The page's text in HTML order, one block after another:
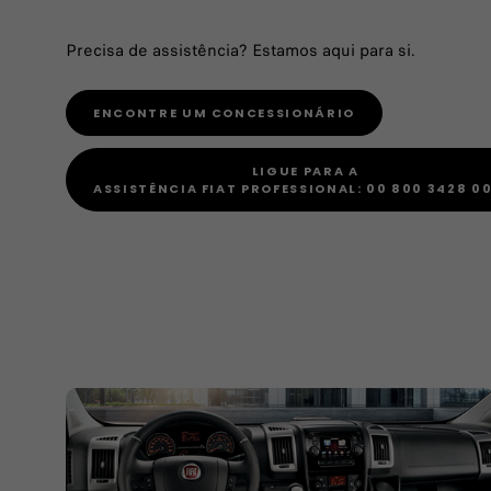
Precisa de assistência? Estamos aqui para si.
ENCONTRE UM CONCESSIONÁRIO
LIGUE PARA A
ASSISTÊNCIA FIAT PROFESSIONAL: 00 800 3428